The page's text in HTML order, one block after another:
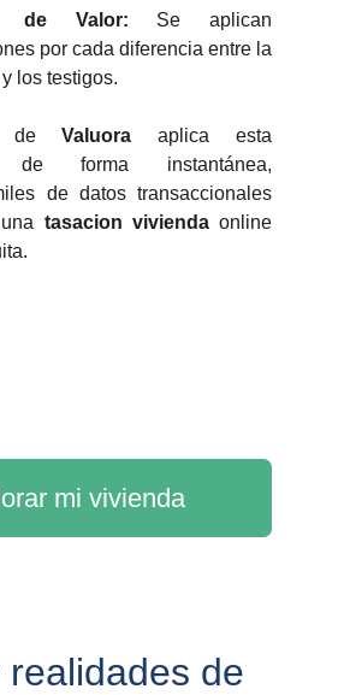
de Valor: Se aplican
por cada diferencia entre la
los testigos.
deValuora aplica esta
de forma instantánea,
de datos transaccionales
tasacion viviendaonline
mi vivienda
realidades de